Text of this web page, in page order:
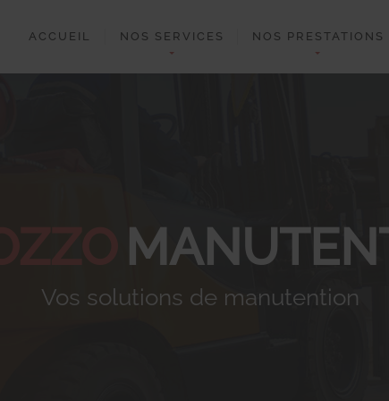
ACCUEIL NOS SERVICES NOS PRESTATIONS
Vos solutions de manutention